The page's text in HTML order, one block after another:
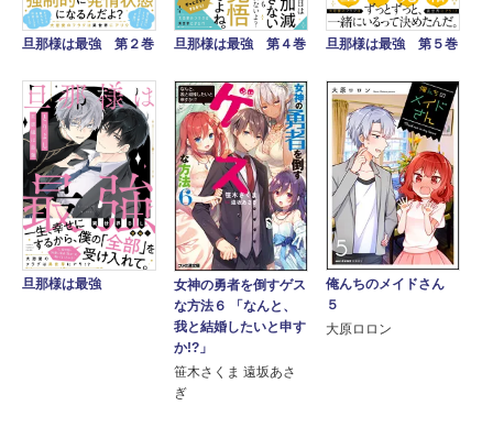
旦那様は最強 第２巻 旦那様は最強 第４巻 旦那様は最強 第５巻
旦那様は最強
女神の勇者を倒すゲス
な方法６ 「なんと、
我と結婚したいと申す
か!?」
笹木さくま 遠坂あさ
ぎ
俺んちのメイドさん
５
大原ロロン